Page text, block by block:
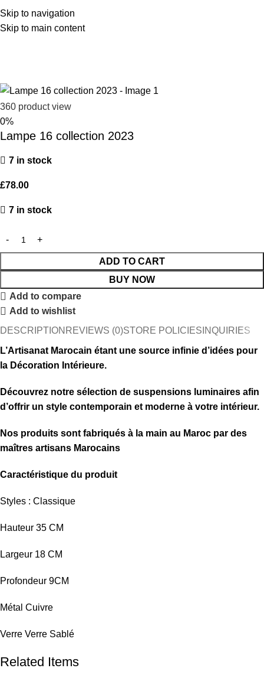
Skip to navigation
Skip to main content
360 product view
0%
Lampe 16 collection 2023
7 in stock
£78.00
7 in stock
ADD TO CART
BUY NOW
Add to compare
Add to wishlist
DESCRIPTION REVIEWS (0)STORE POLICIES INQUIRIES
L’Artisanat Marocain étant une source infinie d’idées pour
la Décoration Intérieure.
Découvrez notre sélection de suspensions luminaires afin
d’offrir un style contemporain et moderne à votre intérieur.
Nos produits sont fabriqués à la main au Maroc par des
maîtres artisans Marocains
Caractéristique du produit
Styles : Classique
Hauteur 35 CM
Largeur 18 CM
Profondeur 9CM
Métal Cuivre
Verre Verre Sablé
Related Items